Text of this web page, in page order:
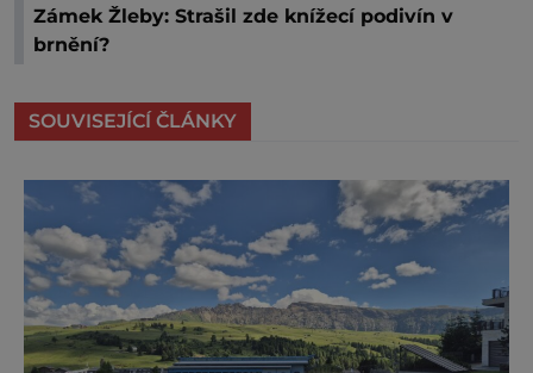
Zámek Žleby: Strašil zde knížecí podivín v
brnění?
SOUVISEJÍCÍ ČLÁNKY